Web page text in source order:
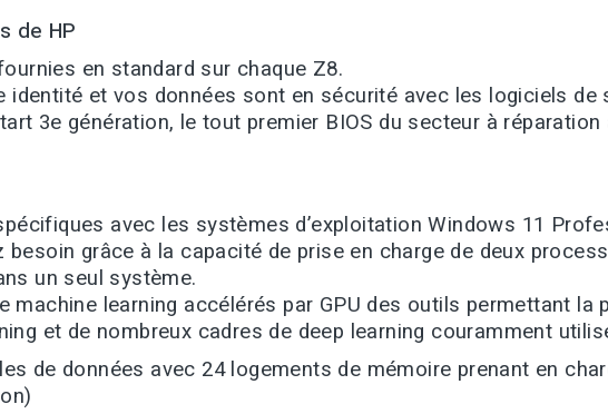
de HP
en standard sur chaque Z8.
identité et vos données sont en sécurité avec les logiciels
3e génération, le tout premier BIOS du secteur à
avec les systèmes d’exploitation Windows 11
grâce à la capacité de prise en charge de deux
un seul système.
learning accélérés par GPU des outils permettant la
et de nombreux cadres de deep learning couramment
de données avec 24 logements de mémoire prenant en